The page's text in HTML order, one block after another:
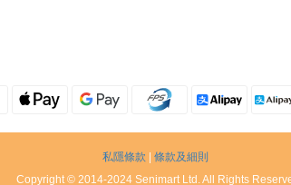
私隱條款
條款及細則
Copyright © 2014-2024 Senimart Ltd. All Rights